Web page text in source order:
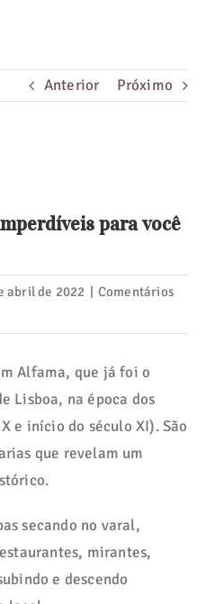
Anterior Próximo
para você
abril de 2022 | Comentários
Alfama, que já foi o
Lisboa, na época dos
e início do século XI). São
que revelam um
secando no varal,
mirantes,
e descendo